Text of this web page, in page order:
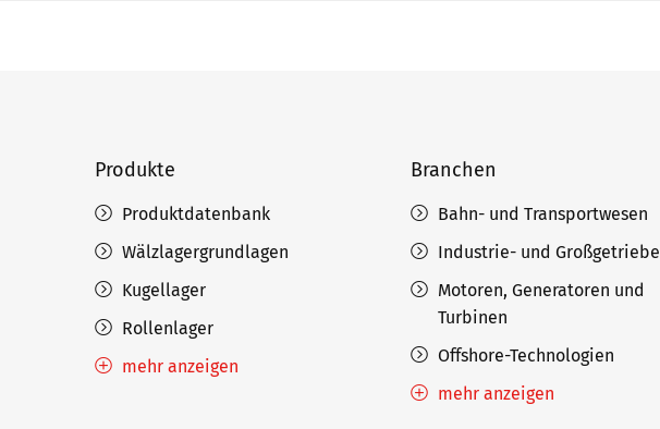
Produkte
Produktdatenbank
Wälzlagergrundlagen
Kugellager
Rollenlager
mehr anzeigen
Branchen
Bahn- und Transportwesen
Industrie- und Großgetriebe
Motoren, Generatoren und
Turbinen
Offshore-Technologien
mehr anzeigen